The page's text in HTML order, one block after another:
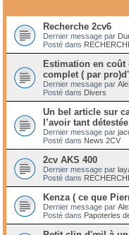
Recherche 2cv6
Dernier message par
Posté dans
Estimation en coût
complet ( par
Dernier message par
Posté dans Divers
Un bel article sur
l’avoir tant
Dernier message par
Posté dans News 2CV
2cv AKS 400
Dernier message par
Posté dans
Kenza ( ce que
Dernier message par
Posté dans Papoteries